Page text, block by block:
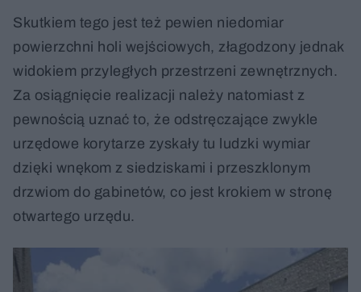
Skutkiem tego jest też pewien niedomiar
powierzchni holi wejściowych, złagodzony jednak
widokiem przyległych przestrzeni zewnętrznych.
Za osiągnięcie realizacji należy natomiast z
pewnością uznać to, że odstręczające zwykle
urzędowe korytarze zyskały tu ludzki wymiar
dzięki wnękom z siedziskami i przeszklonym
drzwiom do gabinetów, co jest krokiem w stronę
otwartego urzędu.